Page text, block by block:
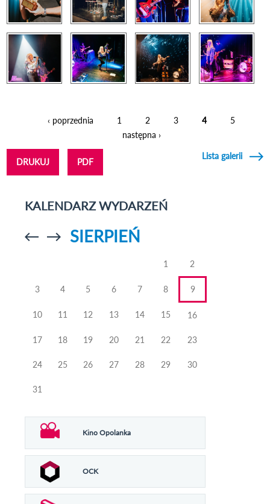
‹ poprzednia 1 2 3 4
5
następna ›
DRUKUJ PDF
Lista galerii
KALENDARZ WYDARZEŃ
Przejdź doPrzejdź do
SIERPIEŃ
1 2
3 4 5 6 7 8 9
10 11 12 13 14 15 16
17 18 19 20 21 22 23
24 25 26 27 28 29 30
31
Kino Opolanka
OCK